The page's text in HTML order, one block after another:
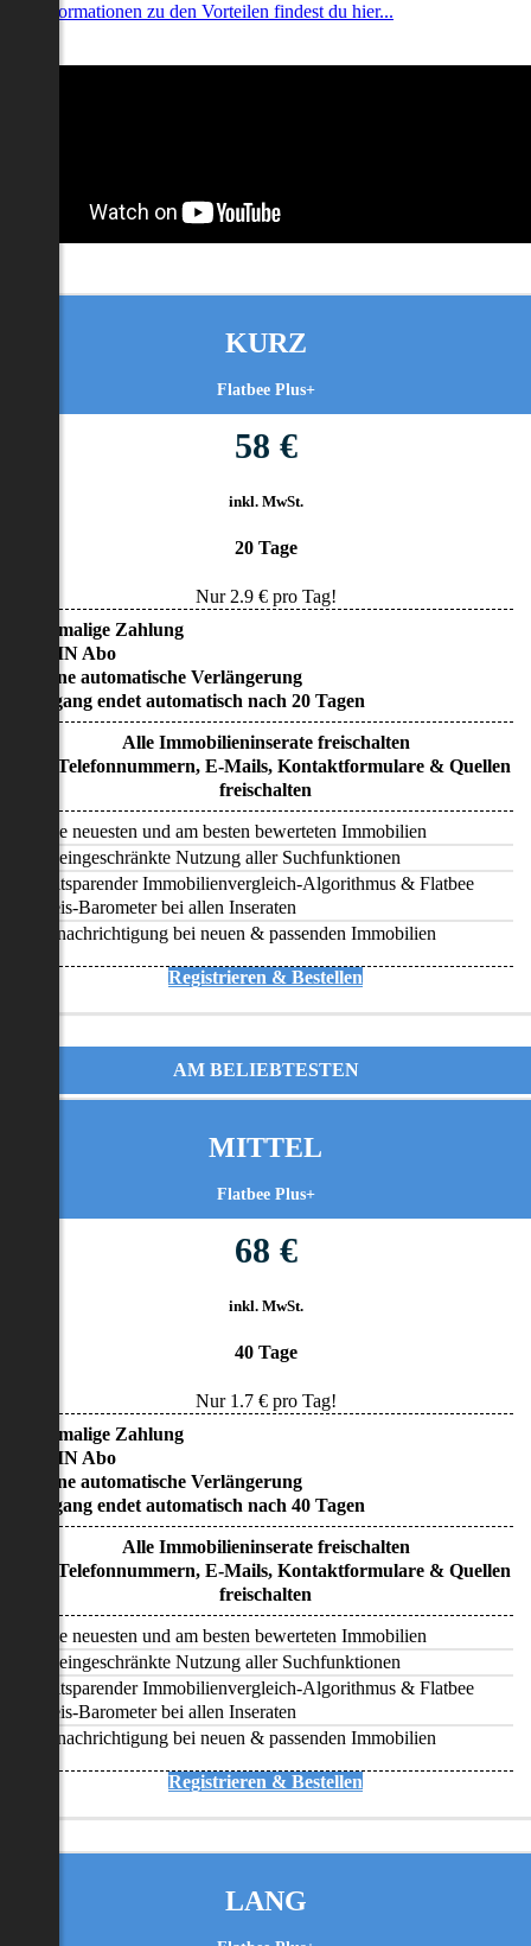
Informationen zu den Vorteilen findest du hier...
KURZ
Flatbee Plus+
58 €
inkl. MwSt.
20 Tage
Nur 2.9€ pro Tag!
• Einmalige Zahlung
• KEIN Abo
• Keine automatische Verlängerung
• Zugang endet automatisch nach 20 Tagen
Alle Immobilieninserate freischalten
Alle Telefonnummern, E-Mails, Kontaktformulare & Quellen
freischalten
Alle neuesten und am besten bewerteten Immobilien
Uneingeschränkte Nutzung aller Suchfunktionen
Zeitsparender Immobilienvergleich-Algorithmus & Flatbee
Preis-Barometer bei allen Inseraten
Benachrichtigung bei neuen & passenden Immobilien
Registrieren & Bestellen
AM BELIEBTESTEN
MITTEL
Flatbee Plus+
68 €
inkl. MwSt.
40 Tage
Nur 1.7€ pro Tag!
• Einmalige Zahlung
• KEIN Abo
• Keine automatische Verlängerung
• Zugang endet automatisch nach 40 Tagen
Alle Immobilieninserate freischalten
Alle Telefonnummern, E-Mails, Kontaktformulare & Quellen
freischalten
Alle neuesten und am besten bewerteten Immobilien
Uneingeschränkte Nutzung aller Suchfunktionen
Zeitsparender Immobilienvergleich-Algorithmus & Flatbee
Preis-Barometer bei allen Inseraten
Benachrichtigung bei neuen & passenden Immobilien
Registrieren & Bestellen
LANG